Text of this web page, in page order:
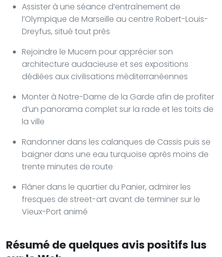
Assister à une séance d’entraînement de
l’Olympique de Marseille au centre Robert-Louis-
Dreyfus, situé tout près
Rejoindre le Mucem pour apprécier son
architecture audacieuse et ses expositions
dédiées aux civilisations méditerranéennes
Monter à Notre-Dame de la Garde afin de profiter
d’un panorama complet sur la rade et les toits de
la ville
Randonner dans les calanques de Cassis puis se
baigner dans une eau turquoise après moins de
trente minutes de route
Flâner dans le quartier du Panier, admirer les
fresques de street-art avant de terminer sur le
Vieux-Port animé
Résumé de quelques avis positifs lus